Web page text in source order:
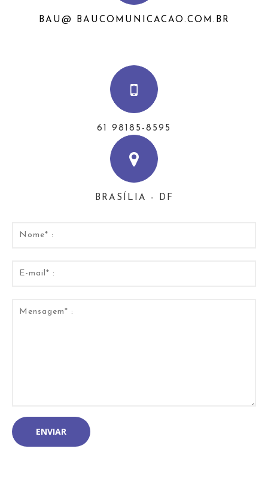
BAU@ BAUCOMUNICACAO.COM.BR
61 98185-8595
BRASÍLIA - DF